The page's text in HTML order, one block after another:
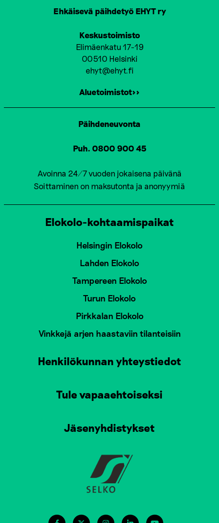
Ehkäisevä päihdetyö EHYT ry
Keskustoimisto
Elimäenkatu 17-19
00510 Helsinki
ehyt@ehyt.fi
Aluetoimistot>>
Päihdeneuvonta
Puh. 0800 900 45
Avoinna 24/7 vuoden jokaisena päivänä
Soittaminen on maksutonta ja anonyymiä
Elokolo-kohtaamispaikat
Helsingin Elokolo
Lahden Elokolo
Tampereen Elokolo
Turun Elokolo
Pirkkalan Elokolo
Vinkkejä arjen haastaviin tilanteisiin
Henkilökunnan yhteystiedot
Tule vapaaehtoiseksi
Jäsenyhdistykset